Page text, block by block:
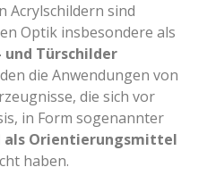
Acrylschildern sind
Optik insbesondere als
und Türschilder
die Anwendungen von
die sich vor
in Form sogenannter
als Orientierungsmittel
haben.